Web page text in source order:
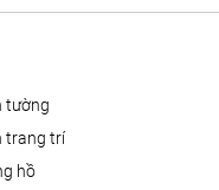
tường
trang trí
hồ